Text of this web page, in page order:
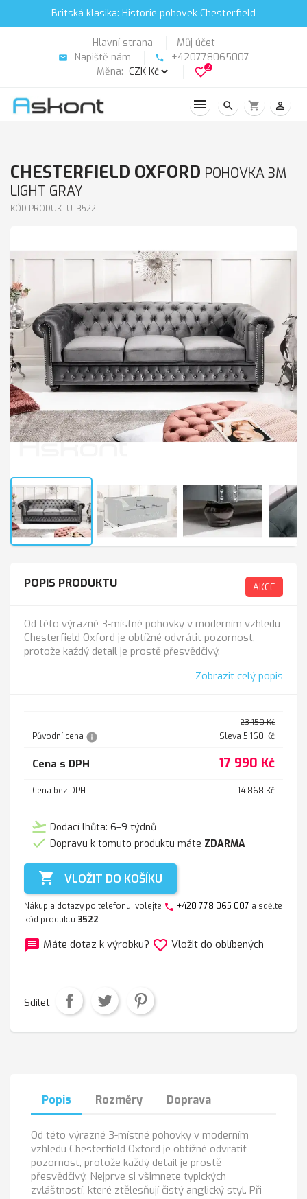
Britská klasika: Historie pohovek Chesterfield
Hlavní strana Můj účet
email Napiště nám phone
+420778065007
Měna:
favorite_border2
search shopping_cart person_outline
CHESTERFIELD OXFORD POHOVKA 3M
LIGHT GRAY
KÓD PRODUKTU: 3522
POPIS PRODUKTU AKCE
Od této výrazné 3-místné pohovky v moderním vzhledu
Chesterfield Oxford je obtížné odvrátit pozornost,
protože každý detail je prostě přesvědčivý.
Zobrazit celý popis
Původní cena info
23 150 Kč
Sleva 5 160 Kč
Cena s DPH 17 990 Kč
Cena bez DPH 14 868 Kč
flight_takeoff Dodací lhůta: 6–9 týdnů
 Dopravu k tomuto produktu máte ZDARMA
 VLOŽIT DO KOŠÍKU
Nákup a dotazy po telefonu, volejte phone +420 778 065 007 a sdělte
kód produktu 3522.
message Máte dotaz k výrobku? favorite_border Vložit do oblíbených
Sdílet
Popis Rozměry Doprava
Od této výrazné 3-místné pohovky v moderním
vzhledu Chesterfield Oxford je obtížné odvrátit
pozornost, protože každý detail je prostě
přesvědčivý. Nejprve si všimnete typických
zvláštností, které ztělesňují čistý anglický styl. Při